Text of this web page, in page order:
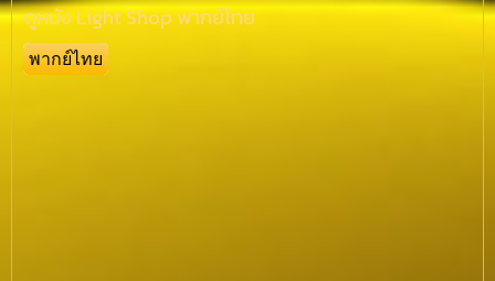
ดูหนัง Light Shop พากย์ไทย
พากย์ไทย